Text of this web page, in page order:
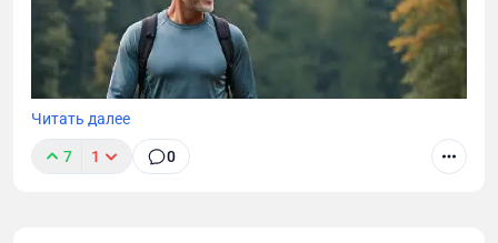
Читать далее
7 1 0